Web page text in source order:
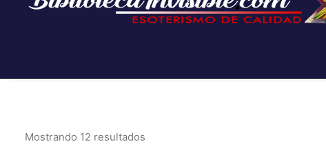
Mostrando 12 resultados